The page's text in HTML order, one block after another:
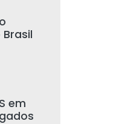
em